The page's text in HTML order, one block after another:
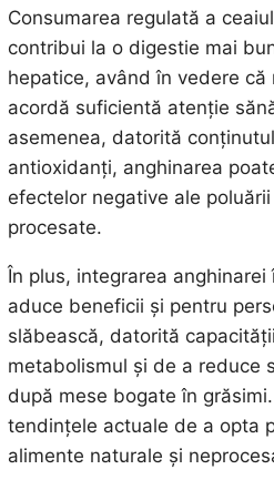
Consumarea regulată a
contribui la o digestie mai
hepatice, având în vedere că
acordă suficientă atenție
asemenea, datorită
antioxidanți, anghinarea
efectelor negative ale
procesate.
În plus, integrarea
aduce beneficii și pentru
slăbească, datorită
metabolismul și de a reduce
după mese bogate în
tendințele actuale de a opta
alimente naturale și